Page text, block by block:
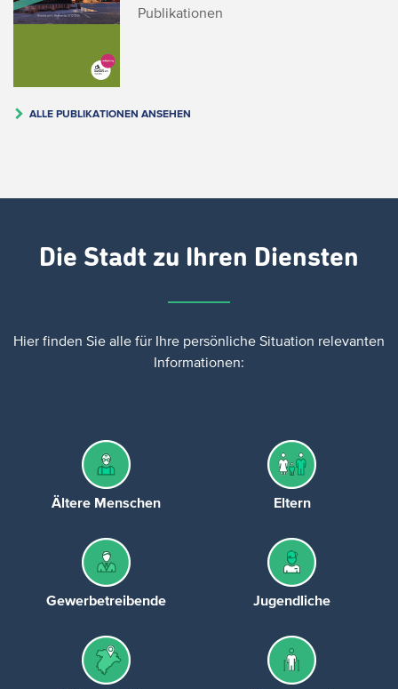
Publikationen
ALLE PUBLIKATIONEN ANSEHEN
Die Stadt zu Ihren Diensten
Hier finden Sie alle für Ihre persönliche Situation relevanten
Informationen:
Ältere Menschen Eltern
Gewerbetreibende Jugendliche